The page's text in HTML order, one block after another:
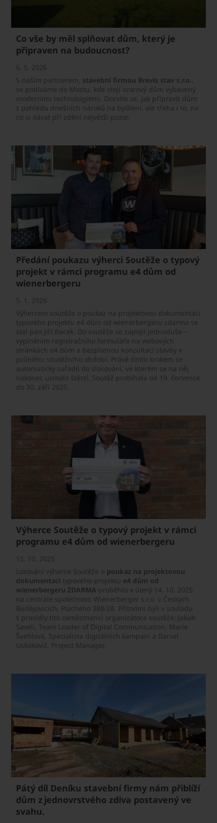
Co vše by měl splňovat dům, který je
připraven na budoucnost?
6. 5. 2026
S naším partnerem, stavební firmou Brevis stav s.r.o.
se podíváme do Mostu, kde stojí vzorový dům vybavený
moderními technologiemi. Dozvíte se, jak připravit dům
z pohledu dnešních nároků na bydlení, ale třeba i to, na
co si dávat při zdění největší pozor.
Předání poukazu výherci Soutěže o typový
projekt v rámci programu e4 dům od
wienerbergeru
5. 1. 2026
Výhercem soutěže o poukaz na projektovou dokumentaci
typového projektu e4 dům od wienerbergeru zdarma se
stal pan Jiří Racek. Do soutěže se zapojil jednoduše –
vyplněním registračního formuláře na webových
stránkách e4 dům a bezplatnou konzultací stavby v
průběhu soutěžního období. Právě tímto krokem se
automaticky zařadil do slosování, ve kterém se na něj
nakonec usmálo štěstí. Soutěž probíhala od 19. července
do 30. září 2025.
Výherce Soutěže o typový projekt v rámci
programu e4 dům od wienerbergeru
15. 10. 2025
Losování výherce Soutěže o poukaz na projektovou
dokumentaci typového projektu e4 dům od
wienerbergeru ZDARMA proběhlo v úterý 14. 10. 2025
na centrále společnosti Wienerberger s.r.o. v Českých
Budějovicích, Plachého 388/28. Přítomni byli v souladu
s pravidly tito zaměstnanci organizátora soutěže: Jakub
Saveli, Team Leader of Digital Communication, Marie
Švehlová, Specialista digitálních kampaní a Daniel
Uskokovič, Project Manager.
Pátý díl Deníku stavební firmy nám přiblíží
dům z jednovrstvého zdiva postavený ve
svahu.